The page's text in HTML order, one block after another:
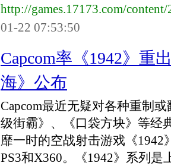
http://games.17173.com/
01-22 07:53:50
Capcom率《1942》重
海》公布
Capcom最近无疑对各种重制
级街霸》、《口袋方块》等经
靡一时的空战射击游戏《
PS3和X360。《1942》系列是